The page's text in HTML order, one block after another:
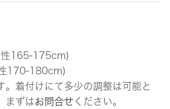
165-175cm)
170-180cm)
着付けにて多少の調整は可能と
まずはお問合せ ください。